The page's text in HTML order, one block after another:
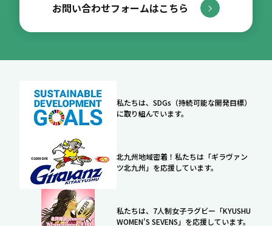
お問い合わせフォームはこちら
私たちは、SDGs（持続可能な開発目標）
に取り組んでいます。
北九州地域密着！私たちは「ギラヴァン
ツ北九州」を応援しています。
私たちは、7人制女子ラグビー「KYUSHU
WOMEN'S SEVENS」を応援しています。